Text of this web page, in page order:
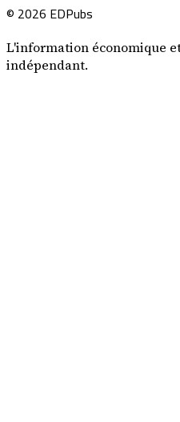
© 2026 EDPubs
L'information économique
indépendant.